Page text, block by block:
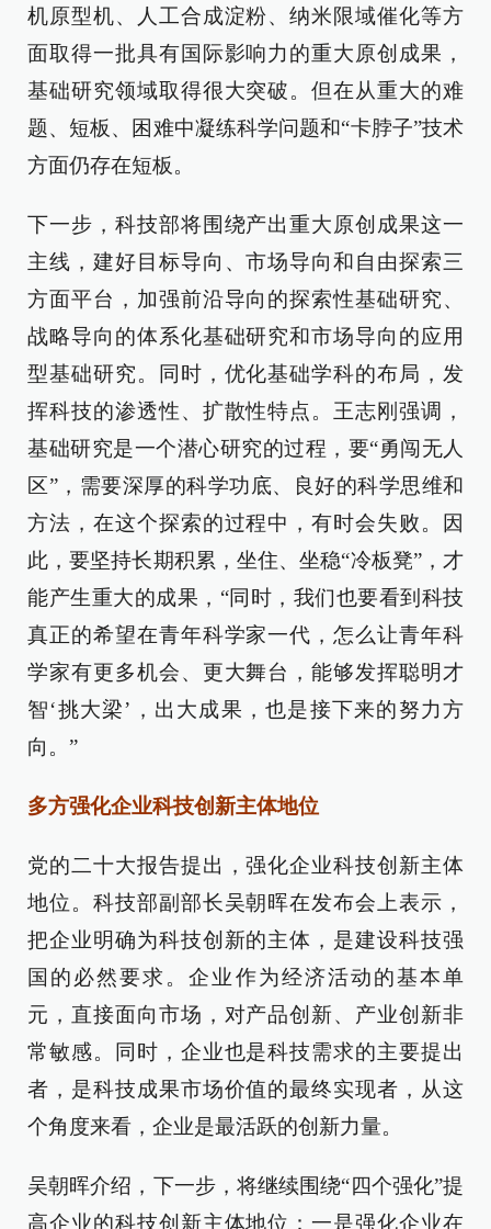
机原型机、人工合成淀粉、纳米限域催化等方
面取得一批具有国际影响力的重大原创成果，
基础研究领域取得很大突破。但在从重大的难
题、短板、困难中凝练科学问题和“卡脖子”技术
方面仍存在短板。
下一步，科技部将围绕产出重大原创成果这一
主线，建好目标导向、市场导向和自由探索三
方面平台，加强前沿导向的探索性基础研究、
战略导向的体系化基础研究和市场导向的应用
型基础研究。同时，优化基础学科的布局，发
挥科技的渗透性、扩散性特点。王志刚强调，
基础研究是一个潜心研究的过程，要“勇闯无人
区”，需要深厚的科学功底、良好的科学思维和
方法，在这个探索的过程中，有时会失败。因
此，要坚持长期积累，坐住、坐稳“冷板凳”，才
能产生重大的成果，“同时，我们也要看到科技
真正的希望在青年科学家一代，怎么让青年科
学家有更多机会、更大舞台，能够发挥聪明才
智‘挑大梁’，出大成果，也是接下来的努力方
向。”
多方强化企业科技创新主体地位
党的二十大报告提出，强化企业科技创新主体
地位。科技部副部长吴朝晖在发布会上表示，
把企业明确为科技创新的主体，是建设科技强
国的必然要求。企业作为经济活动的基本单
元，直接面向市场，对产品创新、产业创新非
常敏感。同时，企业也是科技需求的主要提出
者，是科技成果市场价值的最终实现者，从这
个角度来看，企业是最活跃的创新力量。
吴朝晖介绍，下一步，将继续围绕“四个强化”提
高企业的科技创新主体地位：一是强化企业在